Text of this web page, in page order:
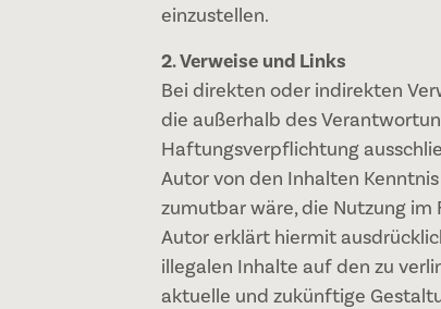
einzustellen.
2. Verweise und Links
Bei direkten oder indirekten
die außerhalb des
Haftungsverpflichtung
Autor von den Inhalten
zumutbar wäre, die Nutzung im
Autor erklärt hiermit
illegalen Inhalte auf den zu
aktuelle und zukünftige